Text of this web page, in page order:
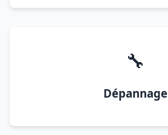
🔧
Dépannage